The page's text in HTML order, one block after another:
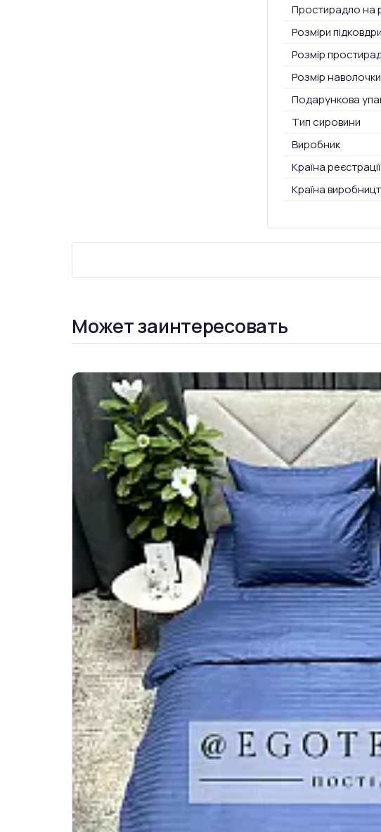
Простирадло на
Розміри підковдри
Розмір
Розмір наволочки
Подарункова
Тип сировини
Виробник
Країна
Країна
Может заинтересовать